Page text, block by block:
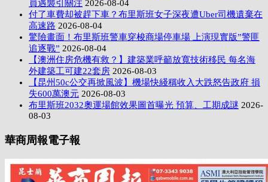
員遇襲引關注 2026-08-04
付了車費却被趕下車？布里斯班女子深夜遭Uber司機遺棄在
高速路 2026-08-04
驚險畫面！布里斯班警車穿梭商場停車場 上演現實版”警匪
追逐戰” 2026-08-04
【澳洲住房危機有救？】建築業呼籲放寬技術移民 每名海
外建築工可建22套房 2026-08-03
【昆州50c公交再掀風波】機場快綫稱收入大跌怒告政府 損
失600萬澳元 2026-08-03
布里斯班2032奧運場館效果圖首曝光 預算、工期成謎 2026-
08-03
華商周報電子報